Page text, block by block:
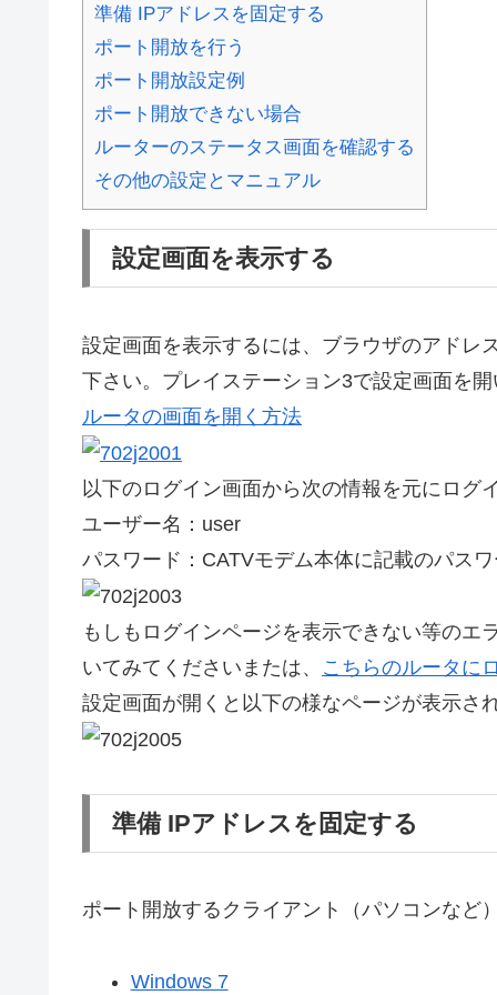
準備 IPアドレスを固定する
ポート開放を行う
ポート開放設定例
ポート開放できない場合
ルーターのステータス画面を確認する
その他の設定とマニュアル
設定画面を表示する
設定画面を表示するには、ブラウザのアドレ
下さい。プレイステーション3で設定画面を
ルータの画面を開く方法
以下のログイン画面から次の情報を元にログ
ユーザー名：user
パスワード：CATVモデム本体に記載のパス
もしもログインページを表示できない等のエ
いてみてくださいまたは、 こちらのルータに
設定画面が開くと以下の様なページが表示さ
準備 IPアドレスを固定する
ポート開放するクライアント（パソコンなど
Windows 7